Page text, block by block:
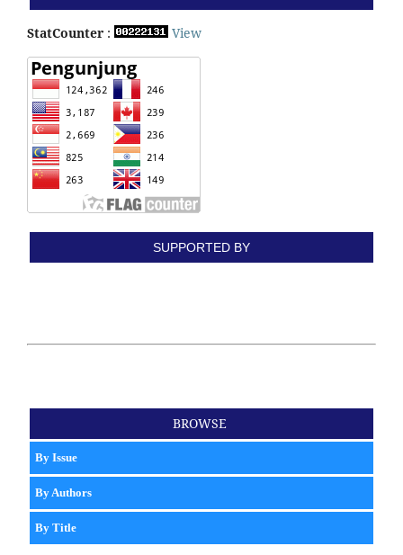
StatCounter : View
SUPPORTED BY
BROWSE
By Issue
By Authors
By Title